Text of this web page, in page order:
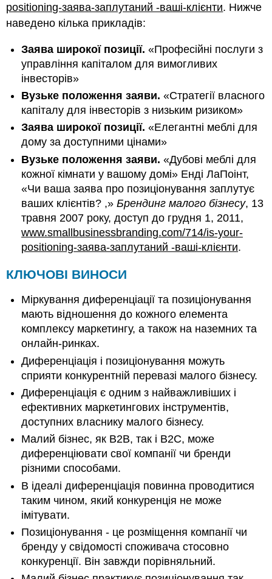
positioning-заява-заплутаний -ваші-клієнти. Нижче
наведено кілька прикладів:
Заява широкої позиції.«Професійні послуги з
управління капіталом для вимогливих
інвесторів»
Вузьке положення заяви.«Стратегії власного
капіталу для інвесторів з низьким ризиком»
Заява широкої позиції.«Елегантні меблі для
дому за доступними цінами»
Вузьке положення заяви.«Дубові меблі для
кожної кімнати у вашому домі» Енді ЛаПоінт,
«Чи ваша заява про позиціонування заплутує
ваших клієнтів? ,»Брендинг малого бізнесу, 13
травня 2007 року, доступ до грудня 1, 2011,
www.smallbusinessbranding.com/714/is-your-
positioning-заява-заплутаний -ваші-клієнти.
КЛЮЧОВІ ВИНОСИ
Міркування диференціації та позиціонування
мають відношення до кожного елемента
комплексу маркетингу, а також на наземних та
онлайн-ринках.
Диференціація і позиціонування можуть
сприяти конкурентній перевазі малого бізнесу.
Диференціація є одним з найважливіших і
ефективних маркетингових інструментів,
доступних власнику малого бізнесу.
Малий бізнес, як B2B, так і B2C, може
диференціювати свої компанії чи бренди
різними способами.
В ідеалі диференціація повинна проводитися
таким чином, який конкуренція не може
імітувати.
Позиціонування - це розміщення компанії чи
бренду у свідомості споживача стосовно
конкуренції. Він завжди порівняльний.